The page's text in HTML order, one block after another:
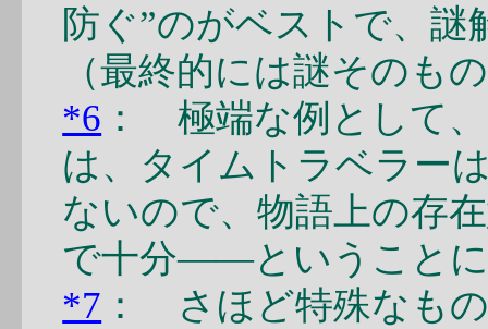
防ぐ”のがベストで、
（最終的には謎そのも
*6 ： 極端な例として
は、タイムトラベラー
ないので、物語上の存
で十分――ということ
*7 ： さほど特殊なも